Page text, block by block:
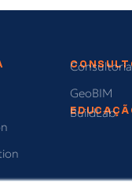
GeoBIM
BuildLab